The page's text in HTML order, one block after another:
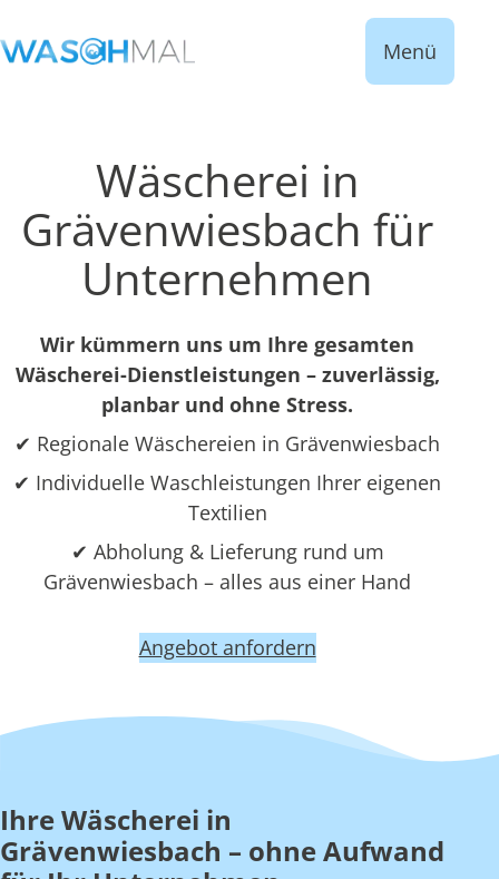
Menü
Wäscherei in
Grävenwiesbach für
Unternehmen
Wir kümmern uns um Ihre gesamten
Wäscherei-Dienstleistungen – zuverlässig,
planbar und ohne Stress.
✔ Regionale Wäschereien in Grävenwiesbach
✔ Individuelle Waschleistungen Ihrer eigenen
Textilien
✔ Abholung & Lieferung rund um
Grävenwiesbach – alles aus einer Hand
Angebot anfordern
Ihre Wäscherei in
Grävenwiesbach – ohne Aufwand